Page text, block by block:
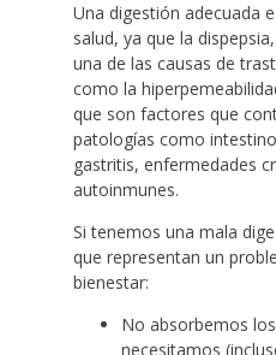
Una digestión adecuada
salud, ya que la
una de las causas de
como la
que son factores que
patologías como
gastritis, enfermedades
autoinmunes.
Si tenemos una mala
que representan un
bienestar:
No absorbemos
necesitamos